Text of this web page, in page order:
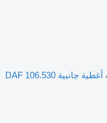
شاحنة ذات أغطية جانبية DAF 106.530